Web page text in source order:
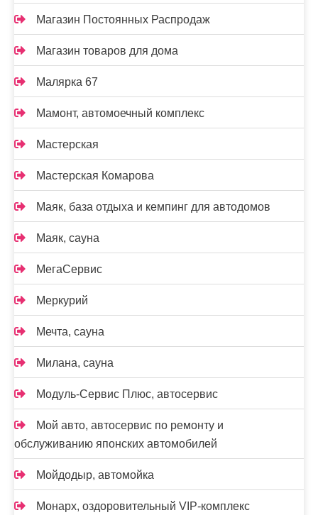
Магазин Постоянных Распродаж
Магазин товаров для дома
Малярка 67
Мамонт, автомоечный комплекс
Мастерская
Мастерская Комарова
Маяк, база отдыха и кемпинг для автодомов
Маяк, сауна
МегаСервис
Меркурий
Мечта, сауна
Милана, сауна
Модуль-Сервис Плюс, автосервис
Мой авто, автосервис по ремонту и
обслуживанию японских автомобилей
Мойдодыр, автомойка
Монарх, оздоровительный VIP-комплекс